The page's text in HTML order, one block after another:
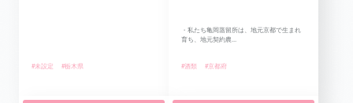
#未設定 #栃木県
・私たち亀岡蒸留所は、地元京都で生まれ
育ち、地元契約農...
#酒類 #京都府